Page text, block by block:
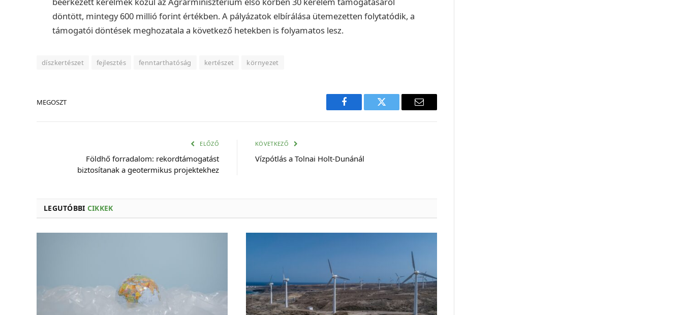
döntött, mintegy 600 millió forint értékben. A pályázatok elbírálása ütemezetten folytatódik, a
támogatói döntések meghozatala a következő hetekben is folyamatos lesz.
díszkertészet fejlesztés fenntarthatóság kertészet környezet
MEGOSZT
Facebook Twitter
E-
ELŐZŐ
Földhő forradalom: rekordtámogatást
biztosítanak a geotermikus projektekhez
KÖVETKEZŐ
Vízpótlás a Tolnai Holt-Dunánál
LEGUTÓBBI CIKKEK